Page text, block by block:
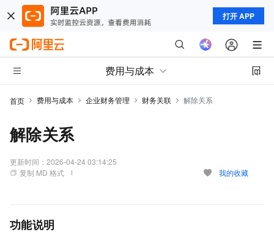
打开 APP
费用与成本
首页 费用与成本 企业财务管理 财务关联 解除关系
解除关系
更新时间： 2026-04-24 03:14:25
复制 MD 格式
我的收藏
功能说明